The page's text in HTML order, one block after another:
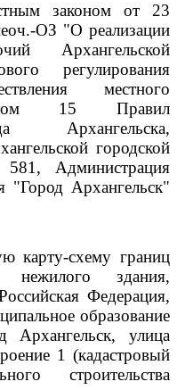
законом от 23
ОЗ "О реализации
Архангельской
регулирования
местного
15 Правил
Архангельска,
городской
Администрация
"Город Архангельск"
карту-схему границ
нежилого здания,
Федерация,
образование
Архангельск, улица
1 (кадастровый
строительства